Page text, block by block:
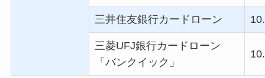
三井住友銀行カードローン
三菱UFJ銀行カードローン
「バンクイック」